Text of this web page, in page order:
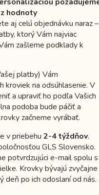
hodnoty
aj celú objednávku naraz –
ktorý Vám najviac
zašleme podklady k
platby) Vám
kroviek na odsúhlasenie. V
a upraviť ho podľa Vašich
podoba bude páčiť a
začneme vyrábať.
v priebehu 2-4 týždňov.
GLS Slovensko.
potvrdzujúci e-mail spolu s
Krovky bývajú zvyčajne
deň po ich odoslaní od nás.